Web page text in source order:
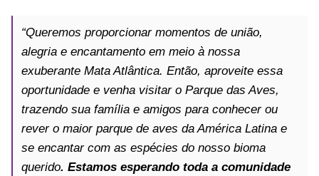
“Queremos proporcionar momentos de união,
alegria e encantamento em meio à nossa
exuberante Mata Atlântica. Então, aproveite essa
oportunidade e venha visitar o Parque das Aves,
trazendo sua família e amigos para conhecer ou
rever o maior parque de aves da América Latina e
se encantar com as espécies do nosso bioma
querido. Estamos esperando toda a comunidade